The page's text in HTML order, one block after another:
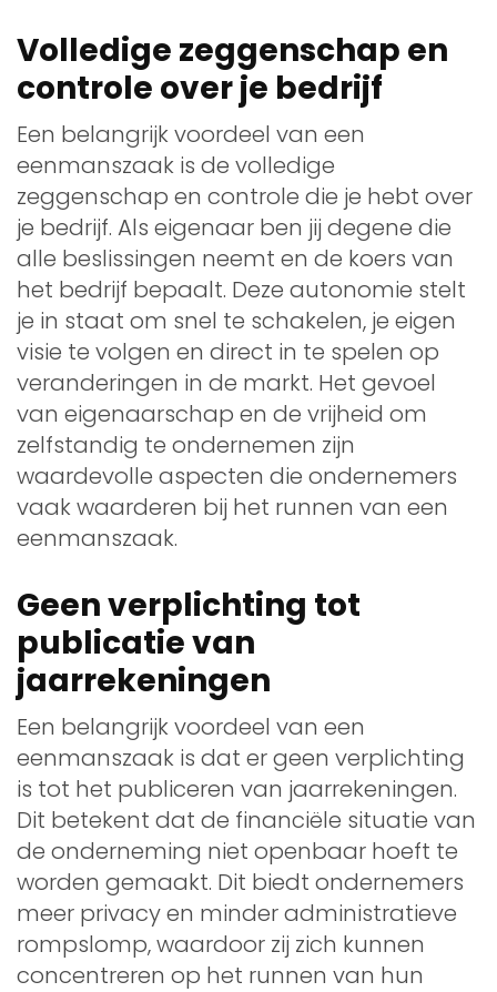
Volledige zeggenschap en
controle over je bedrijf
Een belangrijk voordeel van een
eenmanszaak is de volledige
zeggenschap en controle die je hebt over
je bedrijf. Als eigenaar ben jij degene die
alle beslissingen neemt en de koers van
het bedrijf bepaalt. Deze autonomie stelt
je in staat om snel te schakelen, je eigen
visie te volgen en direct in te spelen op
veranderingen in de markt. Het gevoel
van eigenaarschap en de vrijheid om
zelfstandig te ondernemen zijn
waardevolle aspecten die ondernemers
vaak waarderen bij het runnen van een
eenmanszaak.
Geen verplichting tot
publicatie van
jaarrekeningen
Een belangrijk voordeel van een
eenmanszaak is dat er geen verplichting
is tot het publiceren van jaarrekeningen.
Dit betekent dat de financiële situatie van
de onderneming niet openbaar hoeft te
worden gemaakt. Dit biedt ondernemers
meer privacy en minder administratieve
rompslomp, waardoor zij zich kunnen
concentreren op het runnen van hun